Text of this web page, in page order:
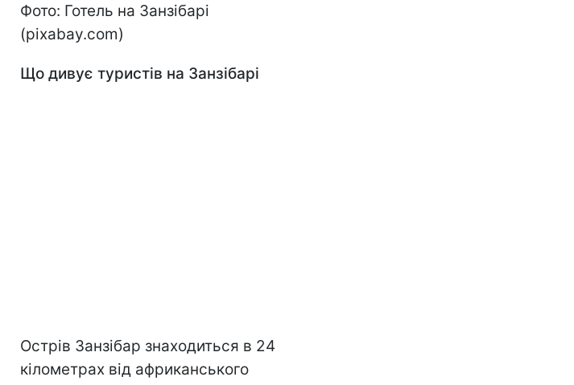
Фото: Готель на Занзібарі
(pixabay.com)
Що дивує туристів на Занзібарі
Острів Занзібар знаходиться в 24
кілометрах від африканського